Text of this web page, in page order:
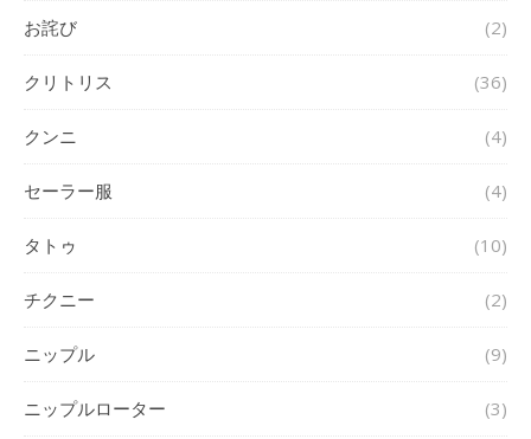
お詫び (2)
クリトリス (36)
クンニ (4)
セーラー服 (4)
タトゥ (10)
チクニー (2)
ニップル (9)
ニップルローター (3)